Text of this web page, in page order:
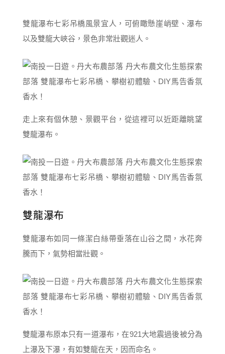
雙龍瀑布七彩吊橋風景宜人，可俯瞰懸崖峭壁、瀑布
以及雙龍大峽谷，景色非常壯觀迷人。
走上來有個休憩、景觀平台，從這裡可以近距離眺望
雙龍瀑布。
雙龍瀑布
雙龍瀑布如同一條潔白絲帶垂落在山谷之間，水花奔
騰而下，氣勢相當壯觀。
雙龍瀑布原本只有一道瀑布，在921大地震過後被分為
上瀑及下瀑，有如雙龍在天，因而命名。